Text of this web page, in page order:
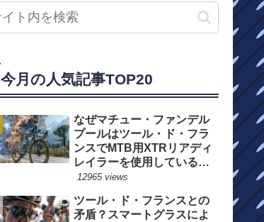
今月の人気記事TOP20
なぜマチュー・ファンデル
プールはツール・ド・フラ
ンスでMTB用XTRリアディ
レイラーを使用しているの
か？
12965 views
ツール・ド・フランスとの
矛盾？スマートグラスによ